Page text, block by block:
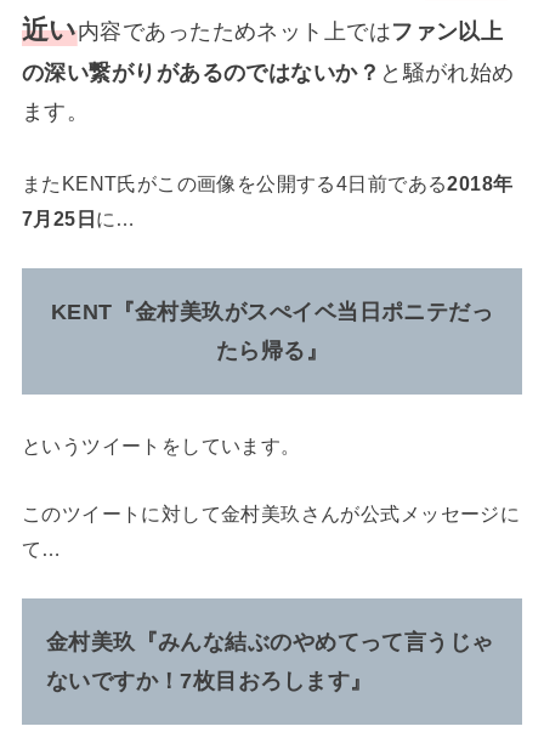
近い内容であったためネット上ではファン以上
の深い繋がりがあるのではないか？ と騒がれ始め
ます。
またKENT氏がこの画像を公開する4日前である2018年
7月25日に…
KENT『金村美玖がスぺイベ当日ポニテだっ
たら帰る』
というツイートをしています。
このツイートに対して金村美玖さんが公式メッセージに
て…
金村美玖『みんな結ぶのやめてって言うじゃ
ないですか！7枚目おろします』